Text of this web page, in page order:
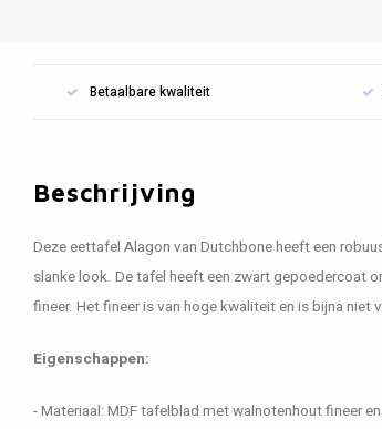
Betaalbare kwaliteit
Beschrijving
Deze eettafel Alagon van Dutchbone heeft een
slanke look. De tafel heeft een zwart gepoedercoat
fineer. Het fineer is van hoge kwaliteit en is bijna niet
Eigenschappen:
- Materiaal: MDF tafelblad met walnotenhout fineer